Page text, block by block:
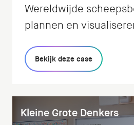
Wereldwijde
plannen en
Bekijk deze case
Kleine Grote Denkers